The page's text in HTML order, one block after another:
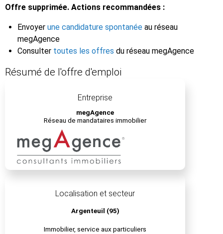
Offre supprimée. Actions recommandées :
Envoyer une candidature spontanée au réseau
megAgence
Consulter toutes les offres du réseau megAgence
Résumé de l'offre d'emploi
Entreprise
megAgence
Réseau de mandataires immobilier
Localisation et secteur
Argenteuil (95)
Immobilier, service aux particuliers